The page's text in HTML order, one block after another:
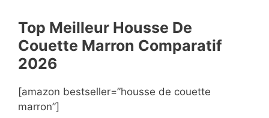
Top Meilleur Housse De
Couette Marron Comparatif
2026
[amazon bestseller=”housse de couette
marron”]